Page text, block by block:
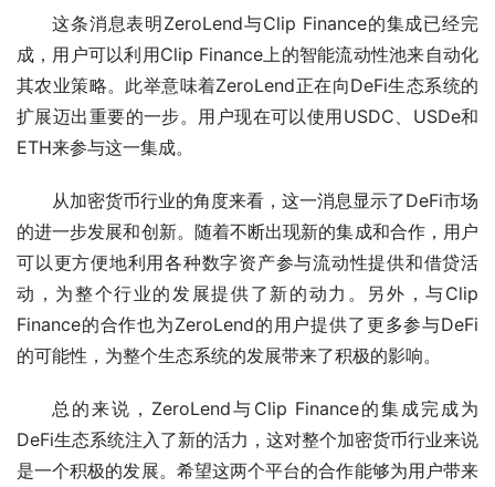
这条消息表明ZeroLend与Clip Finance的集成已经完
成，用户可以利用Clip Finance上的智能流动性池来自动化
其农业策略。此举意味着ZeroLend正在向DeFi生态系统的
扩展迈出重要的一步。用户现在可以使用USDC、USDe和
ETH来参与这一集成。
从加密货币行业的角度来看，这一消息显示了DeFi市场
的进一步发展和创新。随着不断出现新的集成和合作，用户
可以更方便地利用各种数字资产参与流动性提供和借贷活
动，为整个行业的发展提供了新的动力。另外，与Clip
Finance的合作也为ZeroLend的用户提供了更多参与DeFi
的可能性，为整个生态系统的发展带来了积极的影响。
总的来说，ZeroLend与Clip Finance的集成完成为
DeFi生态系统注入了新的活力，这对整个加密货币行业来说
是一个积极的发展。希望这两个平台的合作能够为用户带来